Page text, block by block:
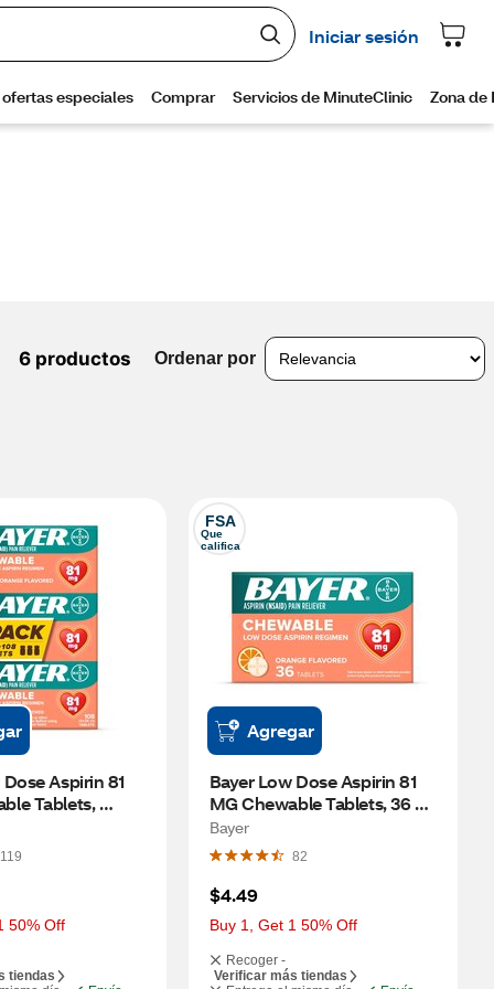
6 productos Ordenar por
Aspirin 81
Tablets,
CT
119
50% Off
tiendas
FSA
Que
califica
Agregar
Bayer Low Dose Aspirin 81
MG Chewable Tablets, 36 CT,
Orange
Bayer
82
$4.49
Buy 1, Get 1 50% Off
Recoger -
Verificar más tiendas